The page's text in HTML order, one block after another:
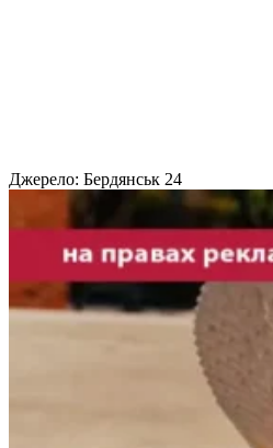
Джерело: Бердянськ 24